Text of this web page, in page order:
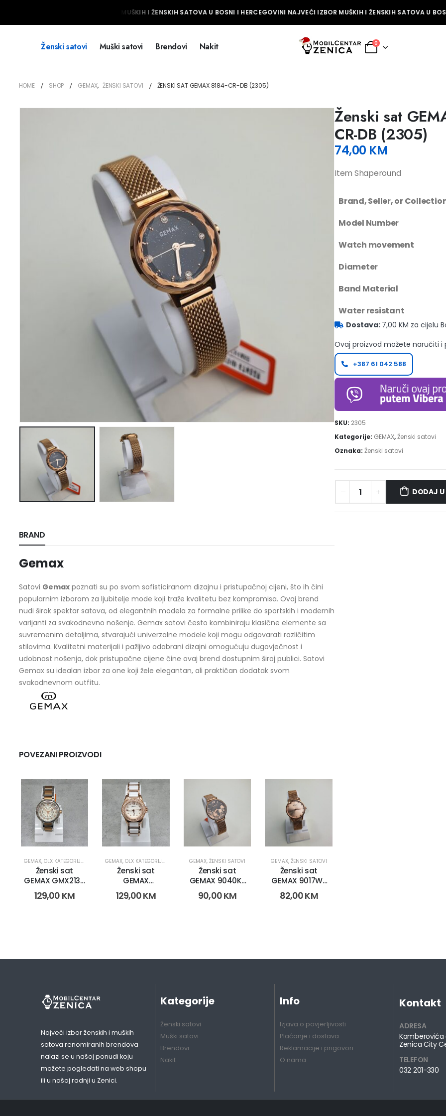
NAJVEĆI IZBOR MUŠKIH I ŽENSKIH SATOVA U BOSNI I HERCEGOVINI NAJVEĆI IZBOR MUŠKIH I ŽENSKIH SATOVA U
Ženski satovi Muški satovi Brendovi Nakit 0
HOME SHOP GEMAX, ŽENSKI SATOVI ŽENSKI SAT GEMAX 8184-CR-DB (2305)
BRAND
Gemax
Satovi Gemaxpoznati su po svom sofisticiranom dizajnu i pristupačnoj cijeni, što ih čini
popularnim izborom za ljubitelje mode koji traže kvalitetu bez kompromisa. Ovaj brend
nudi širok spektar satova, od elegantnih modela za formalne prilike do sportskih i modernih
varijanti za svakodnevno nošenje. Gemax satovi često kombiniraju klasične elemente sa
suvremenim detaljima, stvarajući univerzalne modele koji mogu odgovarati različitim
stilovima. Kvalitetni materijali i pažljivo odabrani dizajni omogućuju dugovječnost i
udobnost nošenja, dok pristupačne cijene čine ovaj brend dostupnim široj publici. Satovi
Gemax su idealan izbor za one koji žele elegantan, ali praktičan dodatak svom
svakodnevnom outfitu.
POVEZANI PROIZVODI
GEMAX, OLX KATEGORIJE , OLX OBNOVA,SATOVI,ŽENSKI SATOVI
Ženski sat
GEMAX GMX2130
(15051)
129,00 KM
GEMAX,OLX KATEGORIJE OLX OBNOVA,SATOVI,ŽENSKI SATOVI
Ženski sat
GEMAX
GMX8015
(15738)
129,00KM
GEMAX,ŽENSKI SATOVI
Ženski sat
GEMAX 9040K-
CR-DB (2269)
90,00KM
GEMAX, ŽENSKI SATOVI
Ženski sat
GEMAX 9017W-
CR-DR (2589)
82,00KM
Ženski sat
CR-DB (2305)
74,00 KM
Item Shaperound
Brand, Seller, or
Model Number
Watch movement
Diameter
Band Material
Water resistant
Dostava: 7,00 KM za cijelu
Ovaj proizvod možete naručiti i
+387 61 042 588
SKU: 2305
Kategorije: GEMAX,Ženski satovi
Oznaka: Ženski satovi
DODAJ U
Najveći izbor ženskih i muških
satova renomiranih brendova
nalazi se u našoj ponudi koju
možete pogledati na web shopu
ili u našoj radnji u Zenici.
Kategorije
Ženski satovi
Muški satovi
Brendovi
Nakit
Info
Izjava o povjerljivosti
Plaćanje i dostava
Reklamacije i prigovori
O nama
Kontakt
ADRESA
Kamberovića
Zenica City
TELEFON
032 201-330